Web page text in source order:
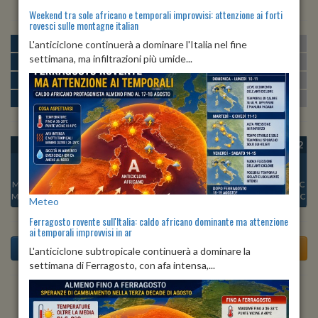
MATTINA min:26º max:31º
POMERIGGIO min:31º max:
SERA min:28º max:32º U:68%-75%
NOTTE min:26º max: 27º U:69%
OGGI
Min:26°C
Max:27°C
VEN 07
Min:26°C
Max:28°C
SAB 08
Min: 25°C
Max:27°C
DOM 09
Min:25°C
Max:27°C
LUN 10
Min:25°C
Max:27°C
MAR 11
Min:25°C
Max:27°C
MER 12
Min:25°C
Max:27°C
Previsioni del Tempo a Amalfi di oggi
Weekend tra sole africano e temporali improvvisi: attenzione ai forti
rovesci sulle montagne italian
L'anticiclone continuerà a dominare l'Italia nel fine
settimana, ma infiltrazioni più umide...
Meteo
Ferragosto rovente sull'Italia: caldo africano dominante ma attenzione
ai temporali improvvisi in ar
L'anticiclone subtropicale continuerà a dominare la
settimana di Ferragosto, con afa intensa,...